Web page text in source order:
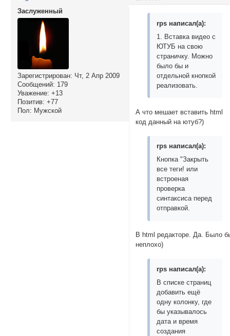
Заслуженный
Зарегистрирован: Чт, 2 Апр 2009
Сообщений: 179
Уважение: +13
Позитив: +77
Пол: Мужской
rps написал(а):
1. Вставка видео с
ЮТУБ на свою
страничку. Можно
было бы и
отдельной кнопкой
реализовать.
А что мешает вставить html
код данный на ютуб?)
rps написал(а):
Кнопка "Закрыть
все теги! или
встроеная
проверка
синтаксиса перед
отправкой.
В html редакторе. Да. Было
неплохо)
rps написал(а):
В списке страниц
добавить ещё
одну колонку, где
бы указывалось
дата и время
создания